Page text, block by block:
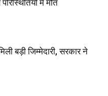
में मौत
बड़ी जिम्मेदारी, सरकार ने